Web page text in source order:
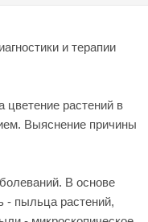
и терапии
цветение растений в
Выяснение причины
В основе
- пыльца растений,